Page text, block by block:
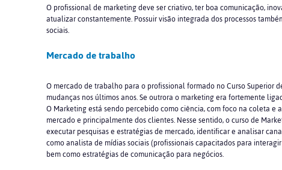
O profissional de marketing deve ser criativo, ter boa comunicação,
atualizar constantemente. Possuir visão integrada dos processos
sociais.
Mercado de trabalho
O mercado de trabalho para o profissional formado no Curso
mudanças nos últimos anos. Se outrora o marketing era fortemente
O Marketing está sendo percebido como ciência, com foco na coleta
mercado e principalmente dos clientes. Nesse sentido, o curso de
executar pesquisas e estratégias de mercado, identificar e analisar
como analista de mídias sociais (profissionais capacitados para
bem como estratégias de comunicação para negócios.